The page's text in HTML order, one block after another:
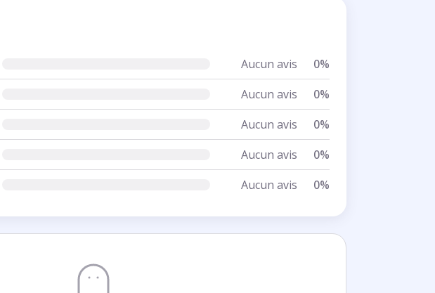
Aucun avis
0%
Aucun avis
0%
Aucun avis
0%
Aucun avis
0%
Aucun avis 0%